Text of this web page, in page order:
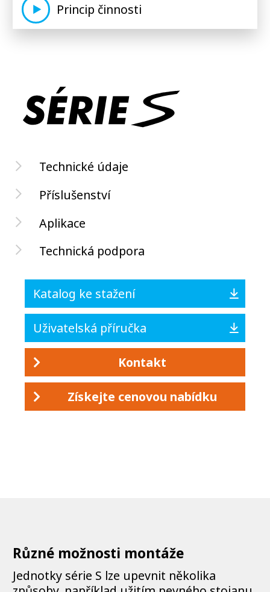
Princip činnosti
Technické údaje
Příslušenství
Aplikace
Technická podpora
Katalog ke stažení
Uživatelská příručka
Kontakt
Získejte cenovou nabídku
Různé možnosti montáže
Jednotky série S lze upevnit několika